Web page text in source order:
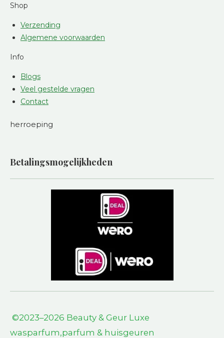
Shop
Verzending
Algemene voorwaarden
Info
Blogs
Veel gestelde vragen
Contact
herroeping
Betalingsmogelijkheden
©2023–2026 Beauty & Geur Luxe
wasparfum,parfum & huisgeuren